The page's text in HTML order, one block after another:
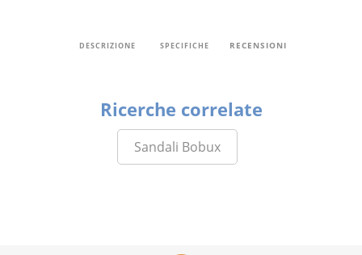
DESCRIZIONE SPECIFICHE RECENSIONI
Ricerche correlate
Sandali Bobux